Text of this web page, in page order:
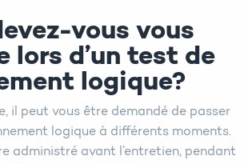
vous vous
lors d’un test de
logique?
il peut vous être demandé de passer
logique à différents moments.
administré avant l’entretien, pendant